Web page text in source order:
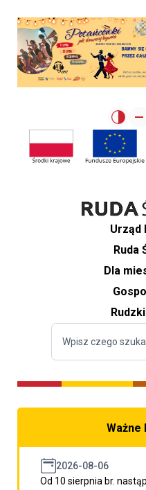
Urząd
Ruda
Dla
Ważne
2026-08-06
Od 10 sierpnia br.